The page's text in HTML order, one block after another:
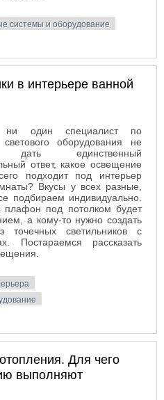
системы и оборудование
в интерьере ванной
ни один специалист по
светового оборудования не
дать единственный
ответ, какое освещение
подходит под интерьер
Вкусы у всех разные,
подбираем индивидуально.
плафон под потолком будет
а кому-то нужно создать
светильников с
Постараемся рассказать
Для чего
выполняют